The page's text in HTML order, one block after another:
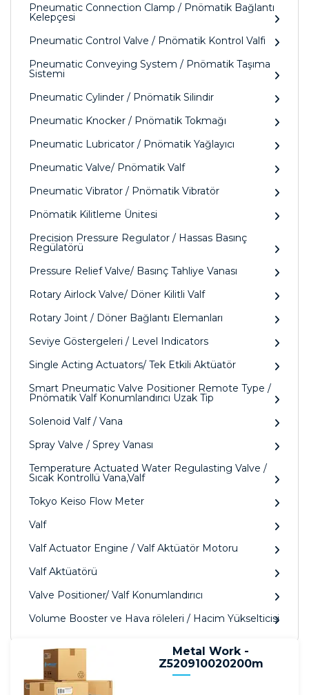
Pneumatic Connection Clamp / Pnömatik Bağlantı
Kelepçesi
Pneumatic Control Valve / Pnömatik Kontrol Valfi
Pneumatic Conveying System / Pnömatik Taşıma
Sistemi
Pneumatic Cylinder / Pnömatik Silindir
Pneumatic Knocker / Pnömatik Tokmağı
Pneumatic Lubricator / Pnömatik Yağlayıcı
Pneumatic Valve/ Pnömatik Valf
Pneumatic Vibrator / Pnömatik Vibratör
Pnömatik Kilitleme Ünitesi
Precision Pressure Regulator / Hassas Basınç
Regülatörü
Pressure Relief Valve/ Basınç Tahliye Vanası
Rotary Airlock Valve/ Döner Kilitli Valf
Rotary Joint / Döner Bağlantı Elemanları
Seviye Göstergeleri / Level Indicators
Single Acting Actuators/ Tek Etkili Aktüatör
Smart Pneumatic Valve Positioner Remote Type /
Pnömatik Valf Konumlandırıcı Uzak Tip
Solenoid Valf / Vana
Spray Valve / Sprey Vanası
Temperature Actuated Water Regulasting Valve /
Sıcak Kontrollü Vana,Valf
Tokyo Keiso Flow Meter
Valf
Valf Actuator Engine / Valf Aktüatör Motoru
Valf Aktüatörü
Valve Positioner/ Valf Konumlandırıcı
Volume Booster ve Hava röleleri / Hacim Yükselticisi
Metal Work -
Z520910020200m